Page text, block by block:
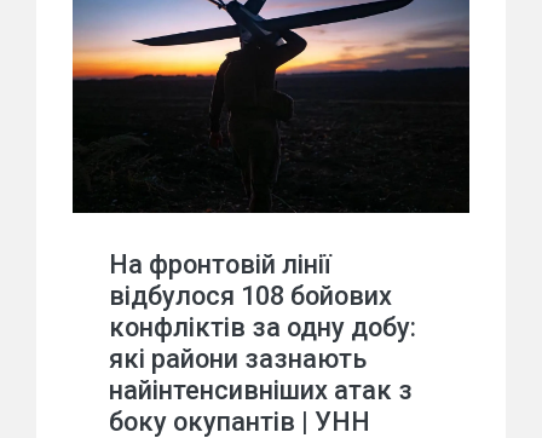
На фронтовій лінії
відбулося 108 бойових
конфліктів за одну добу:
які райони зазнають
найінтенсивніших атак з
боку окупантів | УНН